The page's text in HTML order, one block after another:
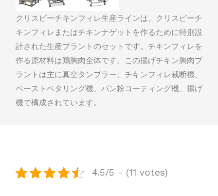
クリスピーチキンフィレ生産ラインは、クリスピーチ
キンフィレまたはチキンナゲットを作るために特別設
計された生産プラントのセットです。チキンフィレを
作る原材料は鶏胸肉全体です。この揚げチキン胸肉プ
ラントは主に真空タンブラー、チキンフィレ裁断機、
ペーストベタリング機、パン粉コーティング機、揚げ
機で構成されています。
4.5/5 - (11 votes)